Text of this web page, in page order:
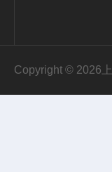
Copyright © 2026